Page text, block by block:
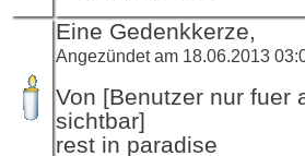
Eine Gedenkkerze,
Angezündet am 18.06.2013
Von [Benutzer nur fuer
sichtbar]
rest in paradise